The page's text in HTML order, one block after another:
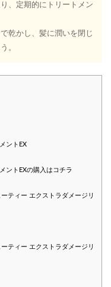
、定期的にトリートメン
乾かし、髪に潤いを閉じ
。
ントEX
ントEXの購入はコチラ
ティー エクストラダメージリ
ティー エクストラダメージリ